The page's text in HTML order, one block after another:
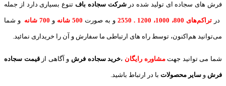
فرش های سجاده ای تولید شده درشرکت سجاده باف تنوع بسیاری دارد از جمله
در تراکم‌های 800، 1000، 1200 . 2550 و به صورت 500 شانه و 700 شانه و شما
می‌توانید هم‌اکنون، توسط راه های ارتباطی ما سفارش و آن را خریداری نمائید.
شما می توانید جهت مشاوره رایگان ،خرید سجاده فرش و آگاهی ازقیمت سجاده
فرش و سایر محصولات با در ارتباط باشید.